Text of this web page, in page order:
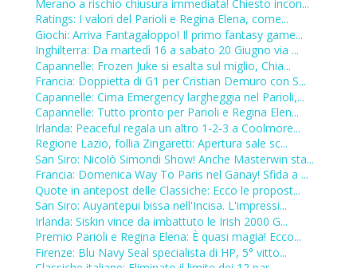
Merano a rischio chiusura immediata! Chiesto incon...
Ratings: I valori del Parioli e Regina Elena, come...
Giochi: Arriva Fantagaloppo! Il primo fantasy game...
Inghilterra: Da martedì 16 a sabato 20 Giugno via ...
Capannelle: Frozen Juke si esalta sul miglio, Chia...
Francia: Doppietta di G1 per Cristian Demuro con S...
Capannelle: Cima Emergency largheggia nel Parioli,...
Capannelle: Tutto pronto per Parioli e Regina Elen...
Irlanda: Peaceful regala un altro 1-2-3 a Coolmore...
Regione Lazio, follia Zingaretti: Apertura sale sc...
San Siro: Nicolò Simondi Show! Anche Masterwin sta...
Francia: Domenica Way To Paris nel Ganay! Sfida a ...
Quote in antepost delle Classiche: Ecco le propost...
San Siro: Auyantepui bissa nell'Incisa. L'impressi...
Irlanda: Siskin vince da imbattuto le Irish 2000 G...
Premio Parioli e Regina Elena: È quasi magia! Ecco...
Firenze: Blu Navy Seal specialista di HP, 5° vitto...